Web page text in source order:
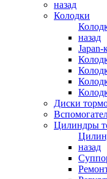
назад
Колодки
назад
Japan-
Диски
Цилиндры
назад